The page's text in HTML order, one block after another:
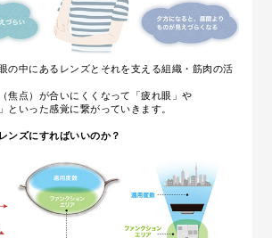
の中にある レンズとそれを支える組織・筋肉の活
焦点）が合いにくくなって「疲れ眼」や
といった感覚に繋がっていきます。
ンズにすればいいのか？